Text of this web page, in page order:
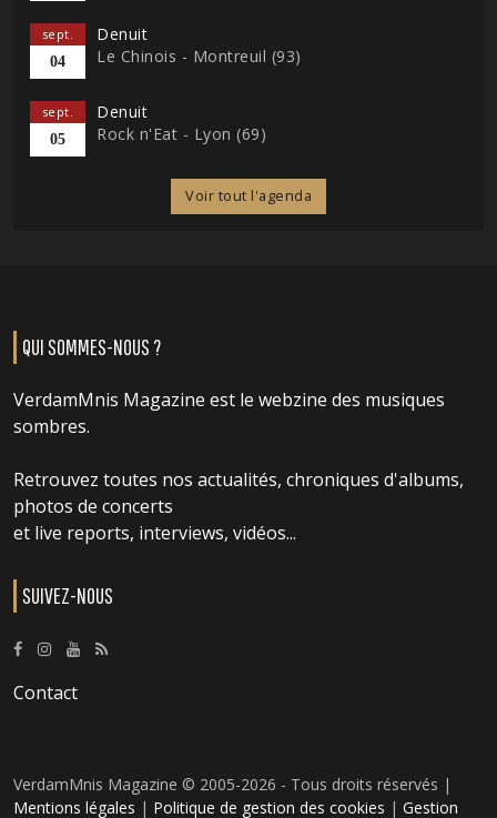
sept.
04
Denuit
Le Chinois - Montreuil (93)
sept.
05
Denuit
Rock n'Eat - Lyon (69)
Voir tout l'agenda
QUI SOMMES-NOUS ?
VerdamMnis Magazine est le webzine des musiques
sombres.
Retrouvez toutes nos actualités, chroniques d'albums,
photos de concerts
et live reports, interviews, vidéos...
SUIVEZ-NOUS
Contact
VerdamMnis Magazine © 2005-2026 - Tous droits réservés |
Mentions légales | Politique de gestion des cookies | Gestion